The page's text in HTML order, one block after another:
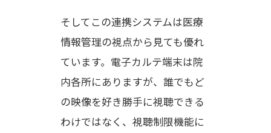
そしてこの連携システムは医療
情報管理の視点から見ても優れ
ています。電子カルテ端末は院
内各所にありますが、誰でもど
の映像を好き勝手に視聴できる
わけではなく、視聴制限機能に